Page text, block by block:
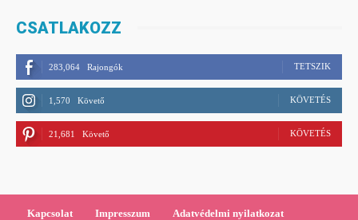
CSATLAKOZZ
283,064 Rajongók TETSZIK
1,570 Követő KÖVETÉS
21,681 Követő KÖVETÉS
Kapcsolat Impresszum Adatvédelmi nyilatkozat